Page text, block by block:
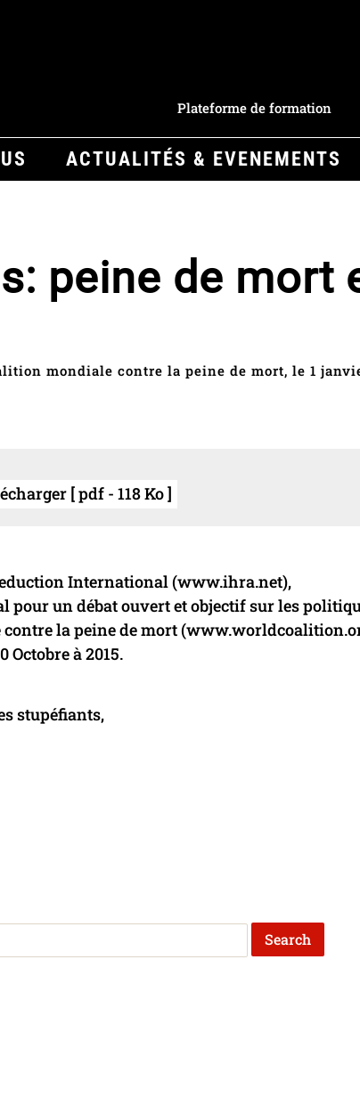
Plateforme de formation
ACTUALITÉS & EVENEMENTS
peine de mort
mondiale contre la peine de mort, le 1
[ pdf - 118 Ko ]
International (www.ihra.net),
un débat ouvert et objectif sur les
la peine de mort
à 2015.
stupéfiants,